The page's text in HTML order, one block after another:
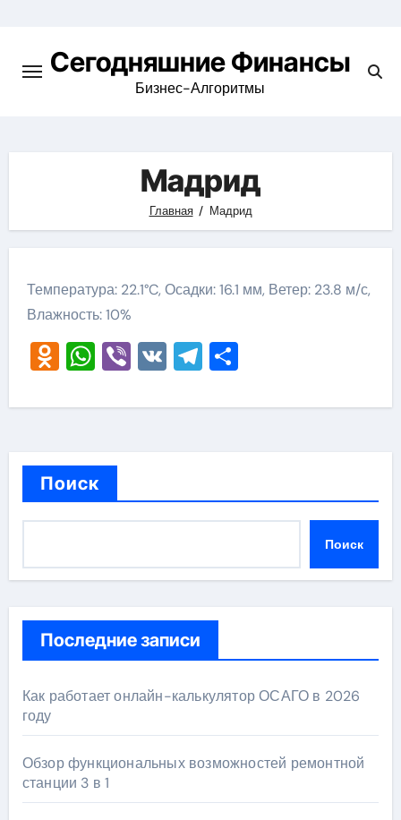
содержимомуСегодняшние Финансы
Бизнес-Алгоритмы
Мадрид
Главная Мадрид
Температура: 22.1°C, Осадки: 16.1 мм, Ветер: 23.8 м/с,
Влажность: 10%
Odnoklassniki
WhatsApp
Viber
VKTelegram
Отправить
Поиск
Поиск
Последние записи
Как работает онлайн-калькулятор ОСАГО в 2026
году
Обзор функциональных возможностей ремонтной
станции 3 в 1